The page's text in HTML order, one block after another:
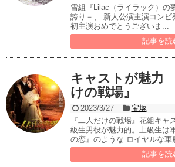
雪組『Lilac（ライラック）の
誇り－、 新人公演主演コン
初主演おめでとうございま...
記事を読
キャストが魅力
けの戦場』
2023/3/27
宝塚
『二人だけの戦場』花組キャ
級生男役が魅力的。上級生は
の恋』のような ロイヤルな軍
記事を読